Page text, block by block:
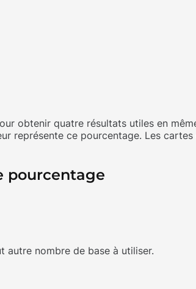
obtenir quatre résultats utiles en
représente ce pourcentage. Les
pourcentage
autre nombre de base à utiliser.